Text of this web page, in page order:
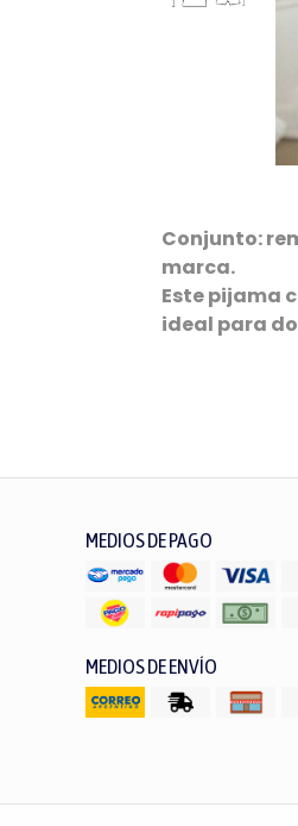
Conjunto:
marca.
Este pijama
ideal para
MEDIOS DE PAGO
MEDIOS DE ENVÍO